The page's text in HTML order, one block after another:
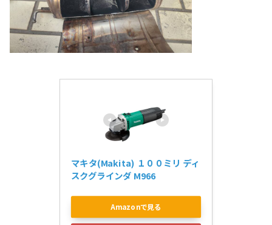
マキタ(Makita) １００ミリ ディ
スクグラインダ M966
Amazonで見る